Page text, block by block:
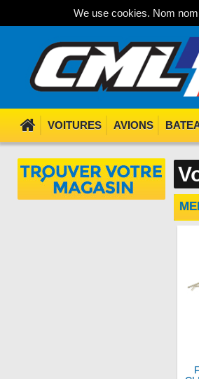
We use cookies. Nom
VOITURES AVIONS